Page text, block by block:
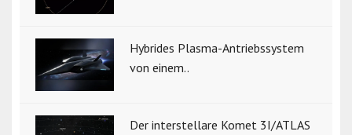
Hybrides Plasma-Antriebssystem
von einem..
Der interstellare Komet 3I/ATLAS